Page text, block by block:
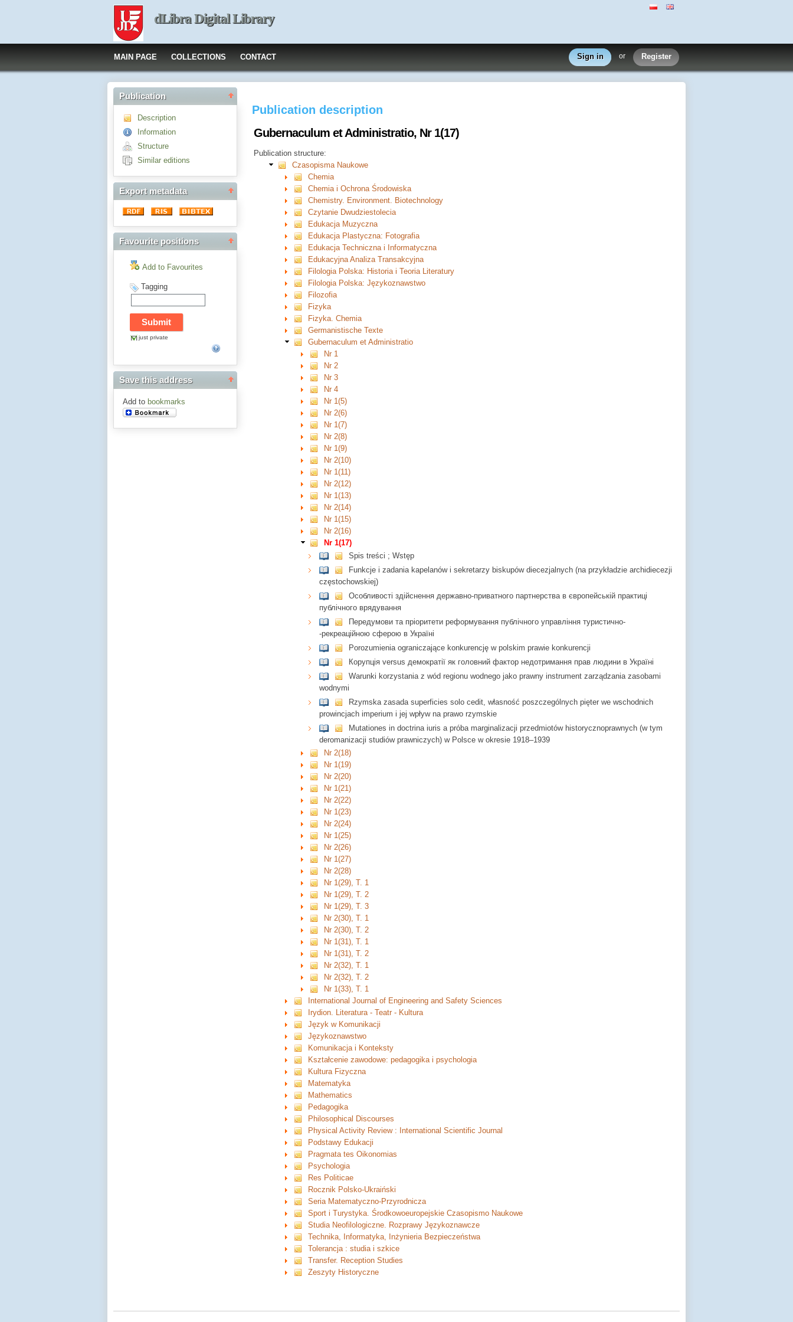
dLibra Digital Library
MAIN PAGE COLLECTIONS CONTACT Sign in or Register
Publication
Description
Information
Structure
Similar editions
Export metadata
Favourite positions
Add to Favourites
Tagging
just private
Save this address
Add to bookmarks
Publication description
Gubernaculum et Administratio, Nr 1(17)
Publication structure:
Czasopisma Naukowe
Chemia
Chemia i Ochrona Środowiska
Chemistry. Environment. Biotechnology
Czytanie Dwudziestolecia
Edukacja Muzyczna
Edukacja Plastyczna: Fotografia
Edukacja Techniczna i Informatyczna
Edukacyjna Analiza Transakcyjna
Filologia Polska: Historia i Teoria Literatury
Filologia Polska: Językoznawstwo
Filozofia
Fizyka
Fizyka. Chemia
Germanistische Texte
Gubernaculum et Administratio
Nr 1
Nr 2
Nr 3
Nr 4
Nr 1(5)
Nr 2(6)
Nr 1(7)
Nr 2(8)
Nr 1(9)
Nr 2(10)
Nr 1(11)
Nr 2(12)
Nr 1(13)
Nr 2(14)
Nr 1(15)
Nr 2(16)
Nr 1(17)
Spis treści ; Wstęp
Funkcje i zadania kapelanów i sekretarzy biskupów diecezjalnych (na przykładzie archidiecezji
częstochowskiej)
Особливості здійснення державно-приватного партнерства в європейській практиці
публічного врядування
Передумови та пріоритети реформування публічного управління туристично-
-рекреаційною сферою в Україні
Porozumienia ograniczające konkurencję w polskim prawie konkurencji
Корупція versus демократії як головний фактор недотримання прав людини в Україні
Warunki korzystania z wód regionu wodnego jako prawny instrument zarządzania zasobami
wodnymi
Rzymska zasada superficies solo cedit, własność poszczególnych pięter we wschodnich
prowincjach imperium i jej wpływ na prawo rzymskie
Mutationes in doctrina iuris a próba marginalizacji przedmiotów historycznoprawnych (w tym
deromanizacji studiów prawniczych) w Polsce w okresie 1918–1939
Nr 2(18)
Nr 1(19)
Nr 2(20)
Nr 1(21)
Nr 2(22)
Nr 1(23)
Nr 2(24)
Nr 1(25)
Nr 2(26)
Nr 1(27)
Nr 2(28)
Nr 1(29), T. 1
Nr 1(29), T. 2
Nr 1(29), T. 3
Nr 2(30), T. 1
Nr 2(30), T. 2
Nr 1(31), T. 1
Nr 1(31), T. 2
Nr 2(32), T. 1
Nr 2(32), T. 2
Nr 1(33), T. 1
International Journal of Engineering and Safety Sciences
Irydion. Literatura - Teatr - Kultura
Język w Komunikacji
Językoznawstwo
Komunikacja i Konteksty
Kształcenie zawodowe: pedagogika i psychologia
Kultura Fizyczna
Matematyka
Mathematics
Pedagogika
Philosophical Discourses
Physical Activity Review : International Scientific Journal
Podstawy Edukacji
Pragmata tes Oikonomias
Psychologia
Res Politicae
Rocznik Polsko-Ukraiński
Seria Matematyczno-Przyrodnicza
Sport i Turystyka. Środkowoeuropejskie Czasopismo Naukowe
Studia Neofilologiczne. Rozprawy Językoznawcze
Technika, Informatyka, Inżynieria Bezpieczeństwa
Tolerancja : studia i szkice
Transfer. Reception Studies
Zeszyty Historyczne